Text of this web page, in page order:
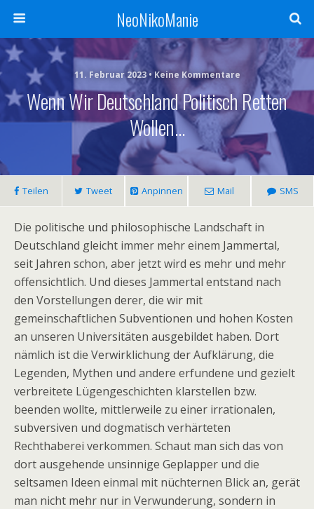
NeoNikoManie
11. Februar 2023 • Keine Kommentare
Wenn Wir Deutschland Politisch Retten
Wollen…
Teilen Tweet Anpinnen Mail SMS
Die politische und philosophische Landschaft in
Deutschland gleicht immer mehr einem Jammertal,
seit Jahren schon, aber jetzt wird es mehr und mehr
offensichtlich. Und dieses Jammertal entstand nach
den Vorstellungen derer, die wir mit
gemeinschaftlichen Subventionen und hohen Kosten
an unseren Universitäten ausgebildet haben. Dort
nämlich ist die Verwirklichung der Aufklärung, die
Legenden, Mythen und andere erfundene und gezielt
verbreitete Lügengeschichten klarstellen bzw.
beenden wollte, mittlerweile zu einer irrationalen,
subversiven und dogmatisch verhärteten
Rechthaberei verkommen. Schaut man sich das von
dort ausgehende unsinnige Geplapper und die
seltsamen Ideen einmal mit nüchternen Blick an, gerät
man nicht mehr nur in Verwunderung, sondern in